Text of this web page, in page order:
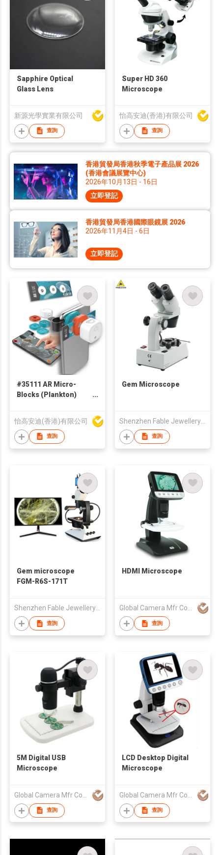
Sapphire Optical
Glass Lens
新源光學實業有限公司
查詢
Super HD 360
Microscope
怡高安迪(香港)有限公司
查詢
香港貿發局香港秋季電子產品展 2026
(香港會議展覽中心)
2026年10月13日 - 16日
立即登記
香港貿發局香港國際眼鏡展 2026
2026年11月4日 - 6日
立即登記
#35111 AR Micro-
Blocks (Plankton)
怡高安迪(香港)有限公司
查詢
Gem Microscope
Shenzhen Fable Jewellery Technology Co.,Ltd.
查詢
Gem microscope
FGM-R6S-171T
Shenzhen Fable Jewellery Technology Co.,Ltd.
查詢
HDMI Microscope
Global Camera Mfr Corp
查詢
5M Digital USB
Microscope
查詢
LCD Desktop Digital
Microscope
查詢